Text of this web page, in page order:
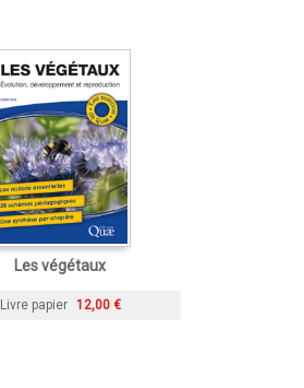
Les végétaux
Livre papier 12,00 €